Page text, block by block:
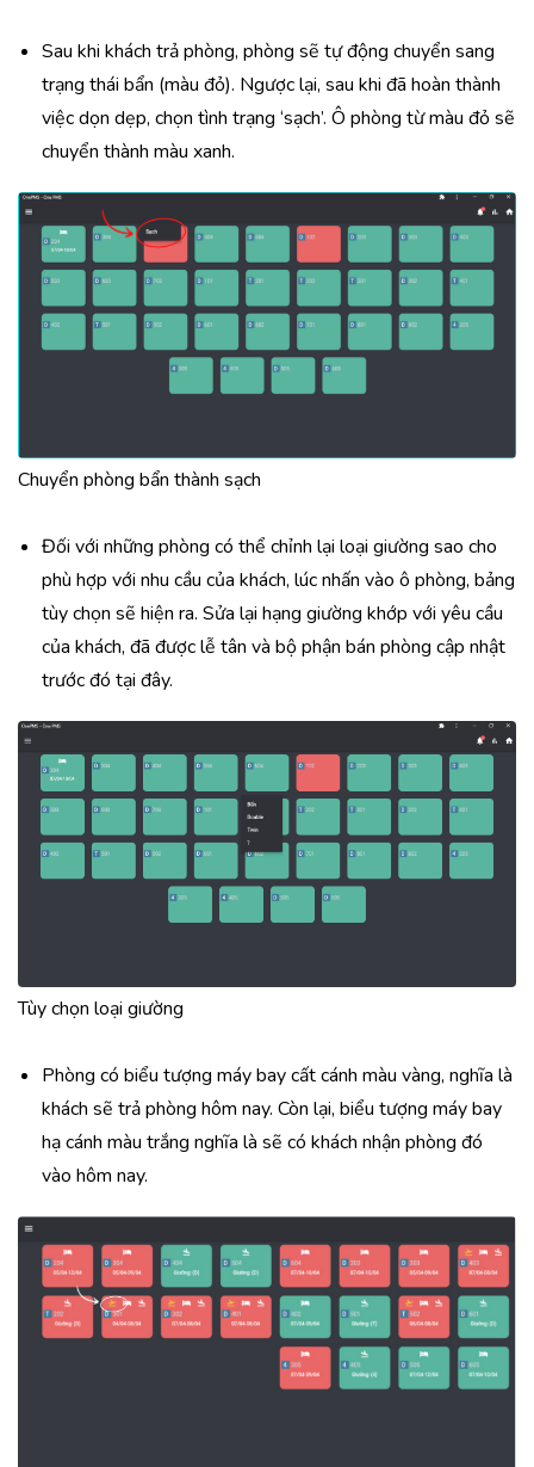
Sau khi khách trả phòng, phòng sẽ tự động chuyển sang
trạng thái bẩn (màu đỏ). Ngược lại, sau khi đã hoàn thành
việc dọn dẹp, chọn tình trạng ‘sạch’. Ô phòng từ màu đỏ sẽ
chuyển thành màu xanh.
Chuyển phòng bẩn thành sạch
Đối với những phòng có thể chỉnh lại loại giường sao cho
phù hợp với nhu cầu của khách, lúc nhấn vào ô phòng, bảng
tùy chọn sẽ hiện ra. Sửa lại hạng giường khớp với yêu cầu
của khách, đã được lễ tân và bộ phận bán phòng cập nhật
trước đó tại đây.
Tùy chọn loại giường
Phòng có biểu tượng máy bay cất cánh màu vàng, nghĩa là
khách sẽ trả phòng hôm nay. Còn lại, biểu tượng máy bay
hạ cánh màu trắng nghĩa là sẽ có khách nhận phòng đó
vào hôm nay.